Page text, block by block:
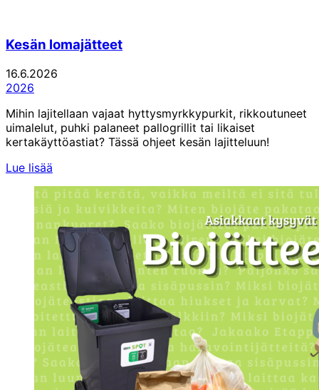
Kesän lomajätteet
16.6.2026
2026
Mihin lajitellaan vajaat hyttysmyrkkypurkit, rikkoutuneet
uimalelut, puhki palaneet pallogrillit tai likaiset
kertakäyttöastiat? Tässä ohjeet kesän lajitteluun!
Lue lisää